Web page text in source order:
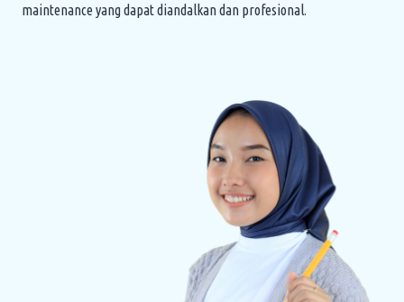
maintenance yang dapat diandalkan dan profesional.